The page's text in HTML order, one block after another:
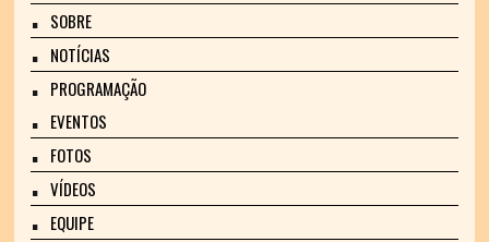
SOBRE
NOTÍCIAS
PROGRAMAÇÃO
EVENTOS
FOTOS
VÍDEOS
EQUIPE